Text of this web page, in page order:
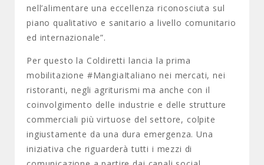
nell’alimentare una eccellenza riconosciuta sul
piano qualitativo e sanitario a livello comunitario
ed internazionale”.
Per questo la Coldiretti lancia la prima
mobilitazione #MangiaItaliano nei mercati, nei
ristoranti, negli agriturismi ma anche con il
coinvolgimento delle industrie e delle strutture
commerciali più virtuose del settore, colpite
ingiustamente da una dura emergenza. Una
iniziativa che riguarderà tutti i mezzi di